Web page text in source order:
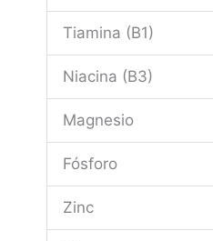
Tiamina (B1)
Niacina (B3)
Magnesio
Fósforo
Zinc